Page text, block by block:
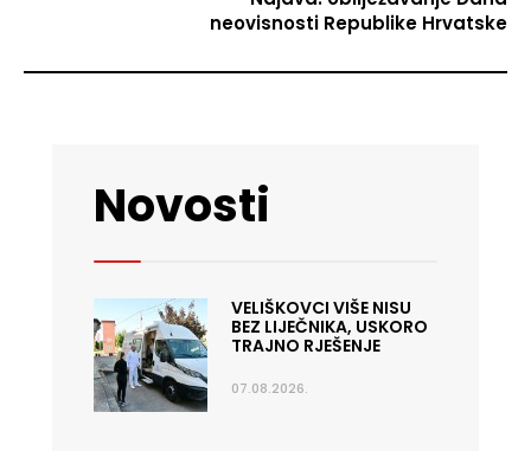
neovisnosti Republike Hrvatske
Novosti
VELIŠKOVCI VIŠE NISU
BEZ LIJEČNIKA, USKORO
TRAJNO RJEŠENJE
07.08.2026.